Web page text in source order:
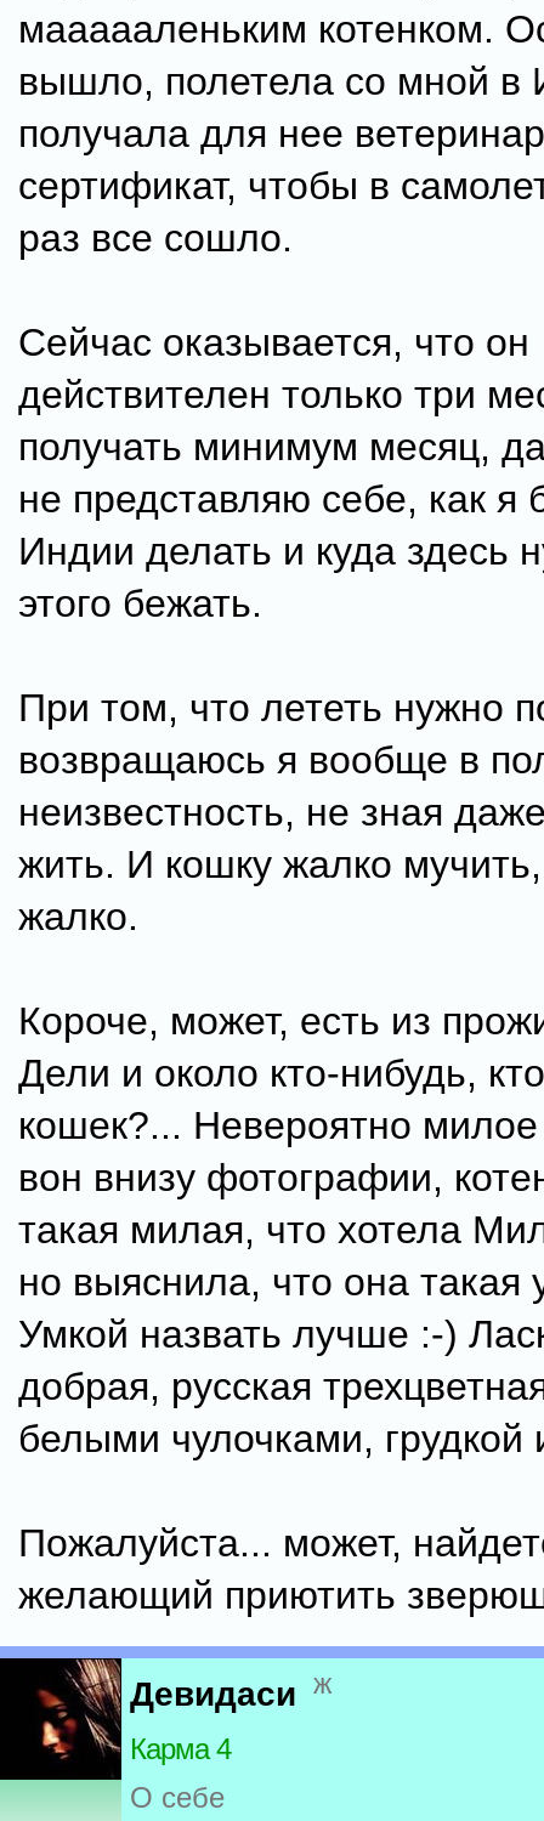
маааааленьким котенком.
вышло, полетела со мной в
получала для нее
сертификат, чтобы в
раз все сошло.
Сейчас оказывается, что он
действителен только три
получать минимум месяц,
не представляю себе, как я
Индии делать и куда здесь
этого бежать.
При том, что лететь нужно
возвращаюсь я вообще в
неизвестность, не зная
жить. И кошку жалко
жалко.
Короче, может, есть из
Дели и около кто-нибудь,
кошек?... Невероятно
вон внизу фотографии,
такая милая, что хотела
но выяснила, что она такая
Умкой назвать лучше :-)
добрая, русская
белыми чулочками, грудкой
Пожалуйста... может,
желающий приютить
Девидаси ж
Карма 4
О себе